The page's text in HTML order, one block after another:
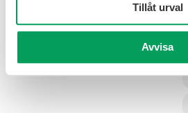
Tillåt urval
Avvisa